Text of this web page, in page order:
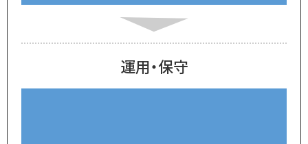
運用・保守